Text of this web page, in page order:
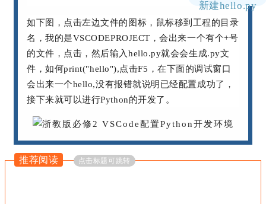
新建hello.py
如下图，点击左边文件的图标，鼠标移到工程的目录
名，我的是VSCODEPROJECT，会出来一个有个+号
的文件，点击，然后输入hello.py就会会生成.py文
件，如何print("hello"),点击F5，在下面的调试窗口
会出来一个hello,没有报错就说明已经配置成功了，
接下来就可以进行Python的开发了。
推荐阅读 点击标题可跳转